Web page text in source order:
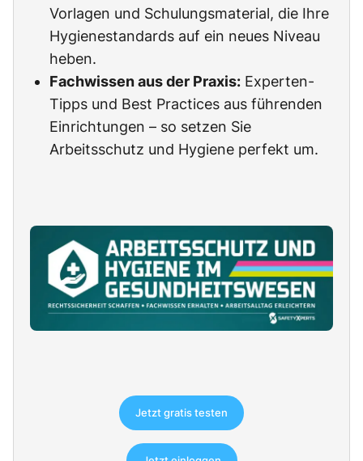
Vorlagen und Schulungsmaterial, die Ihre
Hygienestandards auf ein neues Niveau
heben.
Fachwissen aus der Praxis: Experten-
Tipps und Best Practices aus führenden
Einrichtungen – so setzen Sie
Arbeitsschutz und Hygiene perfekt um.
Jetzt gratis testen